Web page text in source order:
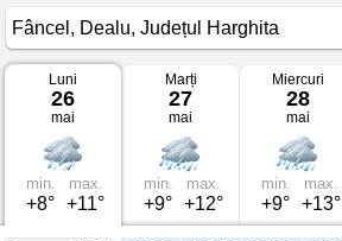
Vremea
Fâncel
mai
2025
Dealu,
Județul
Luni
26
mai
min.
+8°
max.
+11°
Marți
27
mai
min.
+9°
max.
+12°
Miercuri
28
mai
min.
+9°
max.
+13°